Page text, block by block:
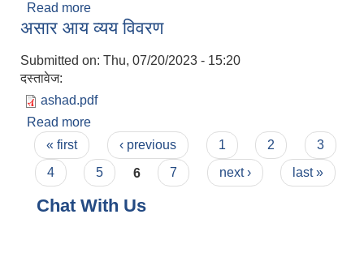
Read more
असार आय व्यय विवरण
Submitted on: Thu, 07/20/2023 - 15:20
दस्तावेज:
ashad.pdf
Read more
Pages
« first ‹ previous 1 2
3
4
5 6 7 next › last »
Chat With Us